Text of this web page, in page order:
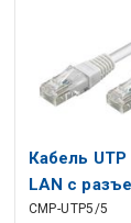
Кабель UTP
LAN с
2xRJ45 5м
CMP-UTP5/5